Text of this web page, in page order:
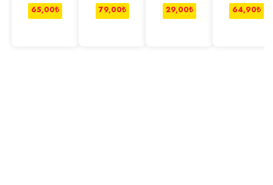
100 g
65,00₺
79,00₺
29,00₺
64,90₺